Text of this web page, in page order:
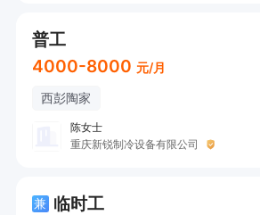
普工
4000-8000 元/月
西彭陶家
陈女士
重庆新锐制冷设备有限公司
兼 临时工